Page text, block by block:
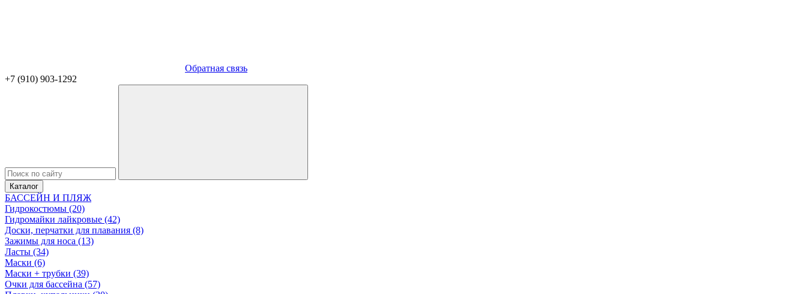
Обратная связь
+7 (910) 903-1292
Каталог
БАССЕЙН И ПЛЯЖ
Гидрокостюмы (20)
Гидромайки лайкровые (42)
Доски, перчатки для плавания (8)
Зажимы для носа (13)
Ласты (34)
Маски (6)
Маски + трубки (39)
Очки для бассейна (57)